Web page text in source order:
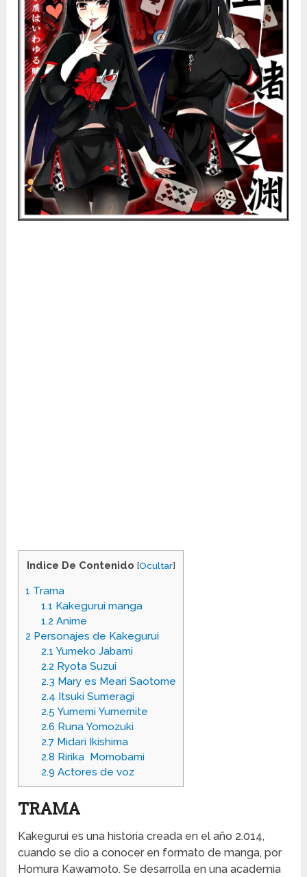
Indice De Contenido [Ocultar]
1 Trama
1.1 Kakegurui manga
1.2 Anime
2 Personajes de Kakegurui
2.1 Yumeko Jabami
2.2 Ryota Suzui
2.3 Mary es Meari Saotome
2.4 Itsuki Sumeragi
2.5 Yumemi Yumemite
2.6 Runa Yomozuki
2.7Midari Ikishima
2.8 Ririka Momobami
2.9 Actores de voz
TRAMA
Kakegurui es una historia creada en el año 2.014,
cuando se dio a conocer en formato de manga, por
Homura Kawamoto. Se desarrolla en una academia